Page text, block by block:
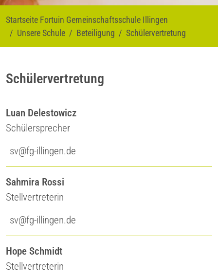
Startseite Fortuin Gemeinschaftsschule Illingen
Unsere Schule
Beteiligung Schülervertretung
Schülervertretung
Luan Delestowicz
Schülersprecher
sv@fg-illingen.de
Sahmira Rossi
Stellvertreterin
sv@fg-illingen.de
Hope Schmidt
Stellvertreterin